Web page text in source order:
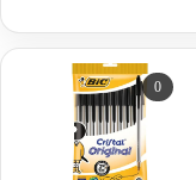
0